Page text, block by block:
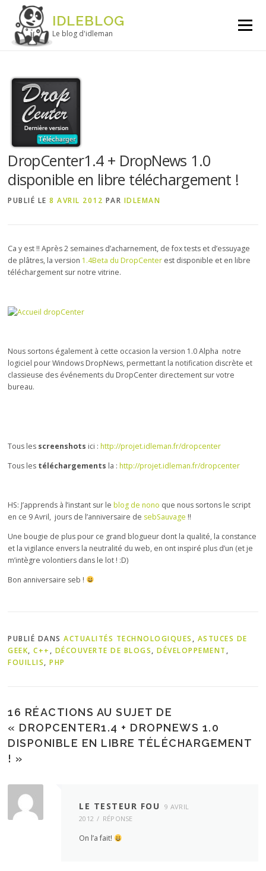
Aller au contenu
IDLEBLOG
Le blog d'idleman
Menu
DropCenter1.4 + DropNews 1.0
disponible en libre téléchargement !
PUBLIÉ LE8 AVRIL 2012 PAR IDLEMAN
Ca y est !! Après 2 semaines d’acharnement, de fox tests et d’essuyage
de plâtres, la version 1.4Beta du DropCenter est disponible et en libre
téléchargement sur notre vitrine.
Nous sortons également à cette occasion la version 1.0 Alpha notre
logiciel pour Windows DropNews, permettant la notification discrète et
classieuse des événements du DropCenter directement sur votre
bureau.
Tous les screenshots ici :http://projet.idleman.fr/dropcenter
Tous les téléchargements la :http://projet.idleman.fr/dropcenter
HS: J’apprends à l’instant sur leblog de nono que nous sortons le script
en ce 9 Avril, jours de l’anniversaire de sebSauvage !!
Une bougie de plus pour ce grand blogueur dont la qualité, la constance
et la vigilance envers la neutralité du web, en ont inspiré plus d’un (et je
m’intègre volontiers dans le lot ! :D)
Bon anniversaire seb !
PUBLIÉ DANSACTUALITÉS TECHNOLOGIQUES , ASTUCES DE
GEEK,C++ , DÉCOUVERTE DE BLOGS,DÉVELOPPEMENT ,
FOUILLIS,PHP
16 RÉACTIONS AU SUJET DE
« DROPCENTER1.4 + DROPNEWS 1.0
DISPONIBLE EN LIBRE TÉLÉCHARGEMENT
! »
LE TESTEUR FOU
9 AVRIL
2012
RÉPONSE
On l’a fait!